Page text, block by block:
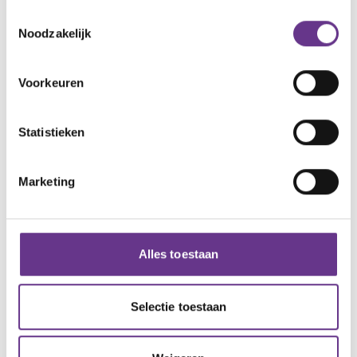
Noodzakelijk
Voorkeuren
Statistieken
Marketing
Alles toestaan
Selectie toestaan
94,1%
van de cliënten geeft aan dat
Philadelphia Top! of Goed helpt